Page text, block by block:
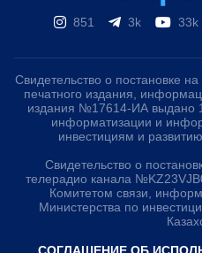
851 3k 33k
Свидетельство о постановке
печатного издания,
издания №17614-ИА выдано
информатизации и
инвестициям и
Свидетельство о
телерадио канала
Комитетом связи,
Министерства по